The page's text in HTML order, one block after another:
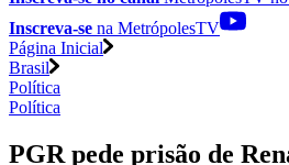
Inscreva-se na MetrópolesTV
Página Inicial
Brasil
Política
Política
PGR pede prisão de